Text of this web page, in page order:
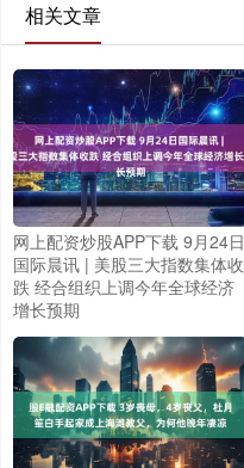
相关文章
网上配资炒股APP下载 9月24日
国际晨讯 | 美股三大指数集体收
跌 经合组织上调今年全球经济
增长预期